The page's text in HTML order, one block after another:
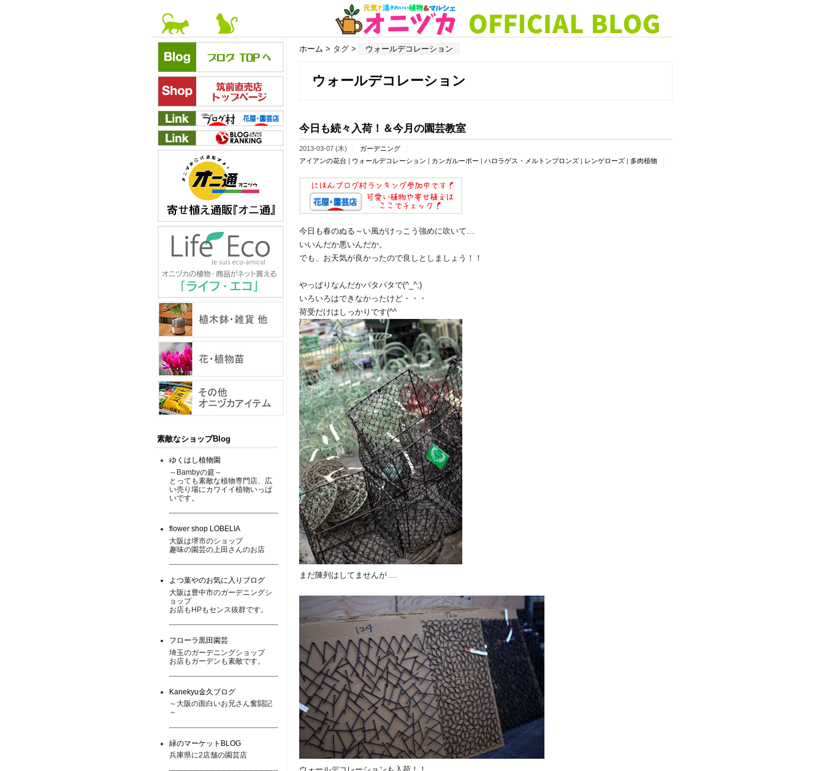
ホーム > タグ > ウォールデコレーション
ウォールデコレーション
今日も続々入荷！＆今月の園芸教室
2013-03-07 (木)
ガーデニング
アイアンの花台 | ウォールデコレーション | カンガルーポー | ハロラゲス・メルトンブロンズ | レンゲローズ | 多肉植物
今日も春のぬる～い風がけっこう強めに吹いて…
いいんだか悪いんだか。
でも、お天気が良かったので良しとしましょう！！
やっぱりなんだかバタバタで(^_^;)
いろいろはできなかったけど・・・
荷受だけはしっかりです(^^ゞ
まだ陳列はしてませんが….
素敵なショップBlog
ゆくはし植物園
～Bambyの庭～
とっても素敵な植物専門店、広
い売り場にカワイイ植物いっぱ
いです。
flower shop LOBELIA
大阪は堺市のショップ
趣味の園芸の上田さんのお店
よつ葉やのお気に入りブログ
大阪は豊中市のガーデニングシ
ョップ
お店もHPもセンス抜群です。
フローラ黒田園芸
埼玉のガーデニングショップ
お店もガーデンも素敵です。
Kanekyu金久ブログ
～大阪の面白いお兄さん奮闘記
～
緑のマーケットBLOG
兵庫県に2店舗の園芸店